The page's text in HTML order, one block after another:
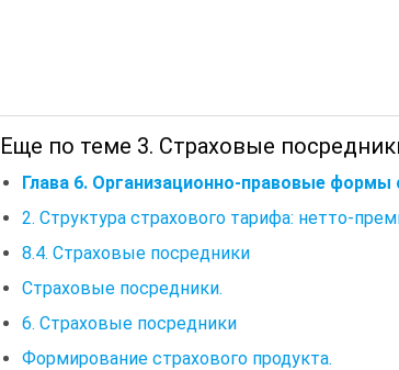
Еще по теме 3. Страховые
Глава 6. Организационно-правовые
2. Структура страхового тарифа: нетто-
8.4. Страховые посредники
Страховые посредники.
6. Страховые посредники
Формирование страхового продукта.